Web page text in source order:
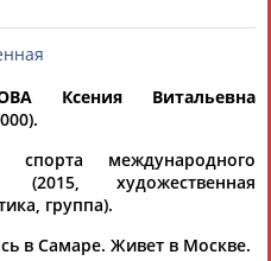
Мария
АБАКУМОВА
АБАЛАКИНА
Ксения Витальевна
спорта международного
(2015, художественная
группа).
в Самаре. Живет в Москве.